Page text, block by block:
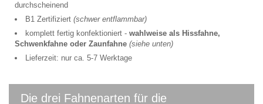
durchscheinend
B1 Zertifiziert (schwer entflammbar)
komplett fertig konfektioniert - wahlweise als Hissfahne,
Schwenkfahne oder Zaunfahne (siehe unten)
Lieferzeit: nur ca. 5-7 Werktage
Die drei Fahnenarten für die